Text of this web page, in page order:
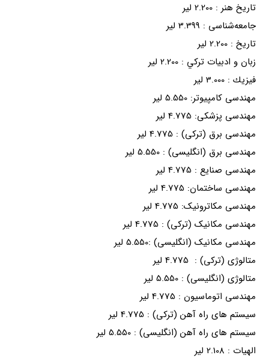
تاريخ هنر : 2.200 لیر
جامعه‌شناسی : 3.399 لیر
تاريخ : 2.200 لیر
زبان و ادبيات تركي : 2.200 لیر
فيزيك : 3.000 لیر
مهندسی کامپیوتر: 5.550 لیر
مهندسی پزشکی: 4.775 لیر
مهندسی برق (ترکی) : 4.775 لیر
مهندسی برق (انگلیسی) : 5.550 لیر
مهندسی صنایع : 4.775 لیر
مهندسی ساختمان: 4.775 لیر
مهندسی مکاترونیک: 4.775 لیر
مهندسی مکانیک (ترکی) : 4.775 لیر
مهندسی مکانیک (انگلیسی) :5.550 لیر
متالوژی (ترکی) : 4.775 لیر
متالوژی (انگلیسی) : 5.550 لیر
مهندسی اتوماسیون : 4.775 لیر
سیستم های راه آهن (ترکی) : 4.775 لیر
سیستم های راه آهن (انگلیسی) : 5.550 لیر
الهیات : 2.108 لیر